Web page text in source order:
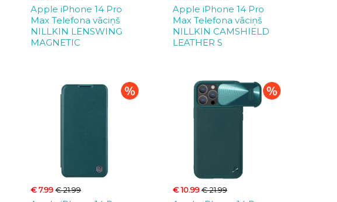
Apple iPhone 14 Pro
Max Telefona vāciņš
NILLKIN LENSWING
MAGNETIC
Apple iPhone 14 Pro
Max Telefona vāciņš
NILLKIN CAMSHIELD
LEATHER S
€ 7.99€ 21.99 € 10.99€ 21.99